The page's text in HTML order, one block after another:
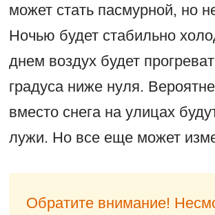
может стать пасмурной, но
Ночью будет стабильно
днем воздух будет
градуса ниже нуля.
вместо снега на улицах
лужи. Но все еще может
Обратите внимание!